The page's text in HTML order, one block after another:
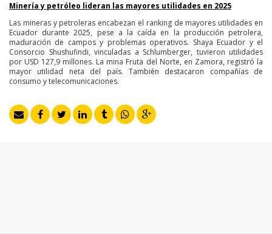
Minería y petróleo lideran las mayores utilidades en 2025
Las mineras y petroleras encabezan el ranking de mayores utilidades en
Ecuador durante 2025, pese a la caída en la producción petrolera,
maduración de campos y problemas operativos. Shaya Ecuador y el
Consorcio Shushufindi, vinculadas a Schlumberger, tuvieron utilidades
por USD 127,9 millones. La mina Fruta del Norte, en Zamora, registró la
mayor utilidad neta del país. También destacaron compañías de
consumo y telecomunicaciones.